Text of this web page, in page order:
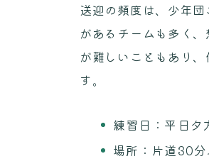
送迎の頻度は、少年
があるチームも多く
が難しいこともあり
す。
練習日：平日夕
場所：片道30